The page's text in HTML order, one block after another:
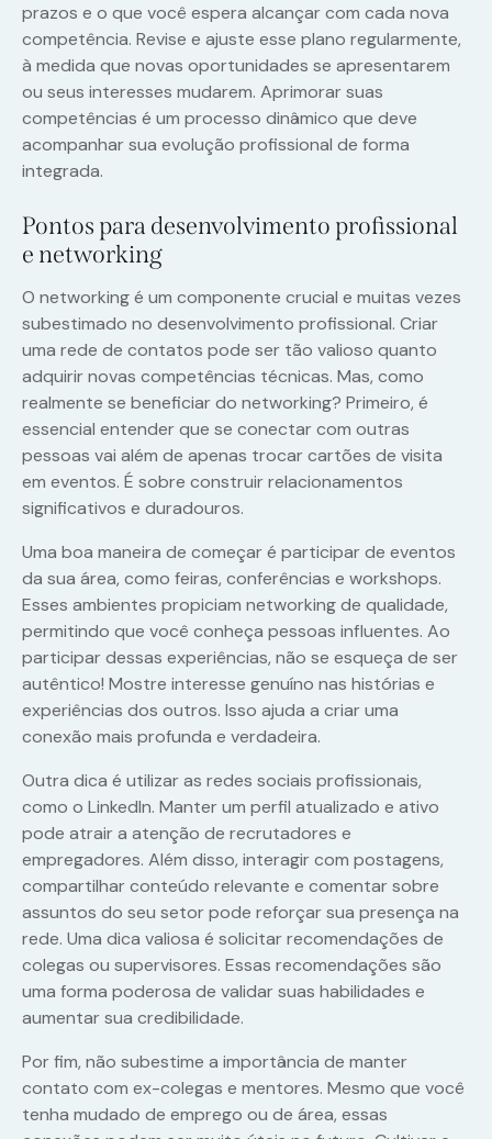
prazos e o que você espera alcançar com cada nova
competência. Revise e ajuste esse plano regularmente,
à medida que novas oportunidades se apresentarem
ou seus interesses mudarem. Aprimorar suas
competências é um processo dinâmico que deve
acompanhar sua evolução profissional de forma
integrada.
Pontos para desenvolvimento profissional
e networking
O networking é um componente crucial e muitas vezes
subestimado no desenvolvimento profissional. Criar
uma rede de contatos pode ser tão valioso quanto
adquirir novas competências técnicas. Mas, como
realmente se beneficiar do networking? Primeiro, é
essencial entender que se conectar com outras
pessoas vai além de apenas trocar cartões de visita
em eventos. É sobre construir relacionamentos
significativos e duradouros.
Uma boa maneira de começar é participar de eventos
da sua área, como feiras, conferências e workshops.
Esses ambientes propiciam networking de qualidade,
permitindo que você conheça pessoas influentes. Ao
participar dessas experiências, não se esqueça de ser
autêntico! Mostre interesse genuíno nas histórias e
experiências dos outros. Isso ajuda a criar uma
conexão mais profunda e verdadeira.
Outra dica é utilizar as redes sociais profissionais,
como o LinkedIn. Manter um perfil atualizado e ativo
pode atrair a atenção de recrutadores e
empregadores. Além disso, interagir com postagens,
compartilhar conteúdo relevante e comentar sobre
assuntos do seu setor pode reforçar sua presença na
rede. Uma dica valiosa é solicitar recomendações de
colegas ou supervisores. Essas recomendações são
uma forma poderosa de validar suas habilidades e
aumentar sua credibilidade.
Por fim, não subestime a importância de manter
contato com ex-colegas e mentores. Mesmo que você
tenha mudado de emprego ou de área, essas